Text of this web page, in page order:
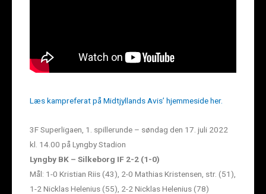
Læs kampreferat på Midtjyllands Avis’ hjemmeside her.
3F Superligaen, 1. spillerunde – søndag den 17. juli 2022
kl. 14.00 på Lyngby Stadion
Lyngby BK – Silkeborg IF 2-2 (1-0)
Mål: 1-0 Kristian Riis (43), 2-0 Mathias Kristensen, str. (51),
1-2 Nicklas Helenius (55), 2-2 Nicklas Helenius (78)